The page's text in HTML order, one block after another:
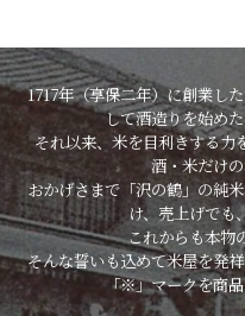
1717年（享保二年）に創業し
して酒造りを始め
それ以来、米を目利きする力
酒・米だけ
おかげさまで「沢の鶴」の純
け、売上げでも
これからも本物
そんな誓いも込めて米屋を発
「※」マークを商